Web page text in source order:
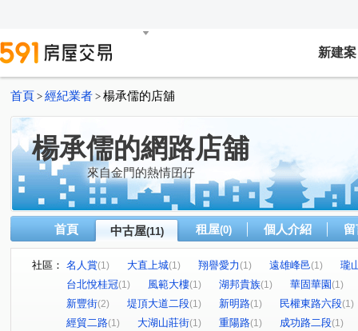
新建案
首頁 > 經紀業者 > 楊承儒的店舖
楊承儒的網路店舖
來自金門的熱情囝仔
首頁 中古屋(11) 租屋(0) 個人介紹
社區： 名人賞(1) 大直上城(1) 翔譽愛力(1) 遠雄峰邑(1)
瓏
台北悅桂冠(1) 風範大樓(1) 湖邦貴族(1) 華固華園(1)
新豐街(2) 堤頂大道二段(1) 新明路(1) 民權東路六段(1)
經貿二路(1) 大湖山莊街(1) 重陽路(1) 成功路二段(1)